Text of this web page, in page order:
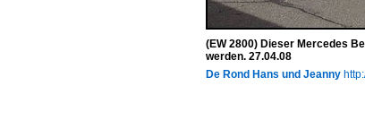
(EW 2800) Dieser Mercedes
werden. 27.04.08
De Rond Hans und Jeanny